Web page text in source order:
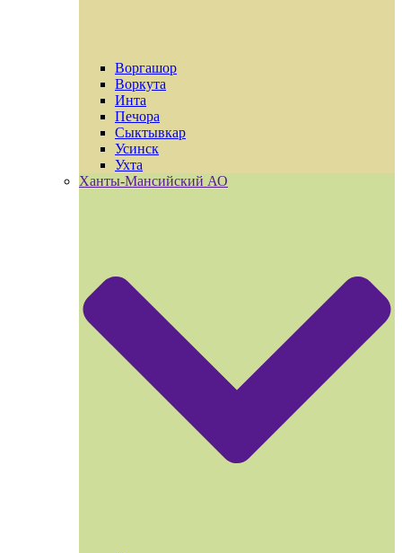
Воргашор
Воркута
Инта
Печора
Сыктывкар
Усинск
Ухта
Ханты-Мансийский АО